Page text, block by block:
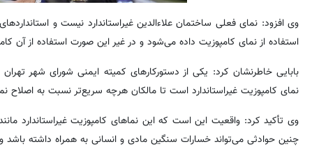
وی افزود: نمای فعلی ساختمان علاءالدین غیراستاندارد نیست و
استفاده از نمای کامپوزیت داده می‌شود و در غیر این صورت استفاده از آن
بابایی خاطرنشان کرد: یکی از دستورکارهای کمیته ایمنی شورای شهر
نمای کامپوزیت غیراستاندارد است تا مالکان هرچه سریع‌تر نسبت به اصلاح
وی تأکید کرد: واقعیت این است که این نماهای کامپوزیت غیراستاندارد
چنین حوادثی می‌تواند خسارات سنگین مادی و انسانی به همراه داشته باشد